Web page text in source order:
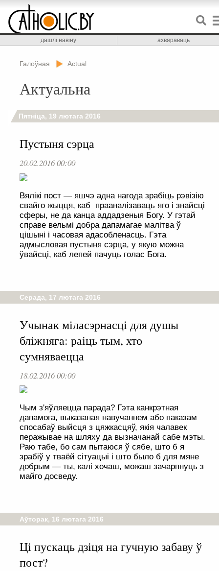
дашлі навіну ахвяраваць
Галоўная Actual
Актуальна
Пятніца, 19 лютага 2016
Пустыня сэрца
20.02.2016 00:00
Вялікі пост — яшчэ адна нагода зрабіць рэвізію
свайго жыцця, каб прааналізаваць яго і знайсці
сферы, не да канца аддадзеныя Богу. У гэтай
справе вельмі добра дапамагае малітва ў
цішыні і часовая адасобленасць. Гэта
адмысловая пустыня сэрца, у якую можна
ўвайсці, каб лепей пачуць голас Бога.
Серада, 17 лютага 2016
Учынак міласэрнасці для душы
бліжняга: раіць тым, хто
сумняваецца
18.02.2016 00:00
Чым з'яўляецца парада? Гэта канкрэтная
дапамога, выказаная навучаннем або паказам
спосабаў выйсця з цяжкасцяў, якія чалавек
перажывае на шляху да вызначанай сабе мэты.
Раю табе, бо сам пытаюся ў сябе, што б я
зрабіў у тваёй сітуацыі і што было б для мяне
добрым — ты, калі хочаш, можаш зачарпнуць з
майго досведу.
Аўторак, 16 лютага 2016
Ці пускаць дзіця на гучную забаву ў
пост?